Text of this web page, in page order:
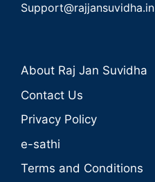
Support@rajjansuvidha.in
About Raj Jan Suvidha
Contact Us
Privacy Policy
e-sathi
Terms and Conditions